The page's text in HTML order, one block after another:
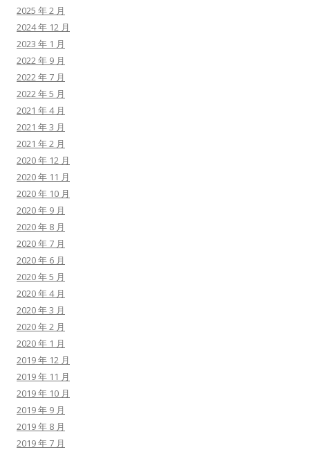
2025 年 2 月
2024 年 12 月
2023 年 1 月
2022 年 9 月
2022 年 7 月
2022 年 5 月
2021 年 4 月
2021 年 3 月
2021 年 2 月
2020 年 12 月
2020 年 11 月
2020 年 10 月
2020 年 9 月
2020 年 8 月
2020 年 7 月
2020 年 6 月
2020 年 5 月
2020 年 4 月
2020 年 3 月
2020 年 2 月
2020 年 1 月
2019 年 12 月
2019 年 11 月
2019 年 10 月
2019 年 9 月
2019 年 8 月
2019 年 7 月